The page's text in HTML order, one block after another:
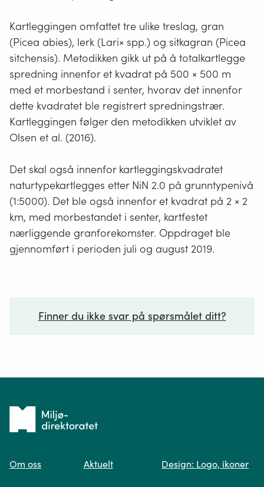
Kartleggingen omfattet tre ulike treslag, gran
(Picea abies), lerk (Lari× spp.) og sitkagran (Picea
sitchensis). Metodikken gikk ut på å totalkartlegge
spredning innenfor et kvadrat på 500 × 500 m
med et morbestand i senter, hvorav det innenfor
dette kvadratet ble registrert spredningstrær.
Kartleggingen følger den metodikken utviklet av
Olsen et al. (2016).
Det skal også innenfor kartleggingskvadratet
naturtypekartlegges etter NiN 2.0 på grunntypenivå
(1:5000). Det ble også innenfor et kvadrat på 2 × 2
km, med morbestandet i senter, kartfestet
nærliggende granforekomster. Oppdraget ble
gjennomført i perioden juli og august 2019.
Finner du ikke svar på spørsmålet ditt?
Spør oss
Tilbake
forsiden
Om oss Aktuelt Design: Logo, ikoner